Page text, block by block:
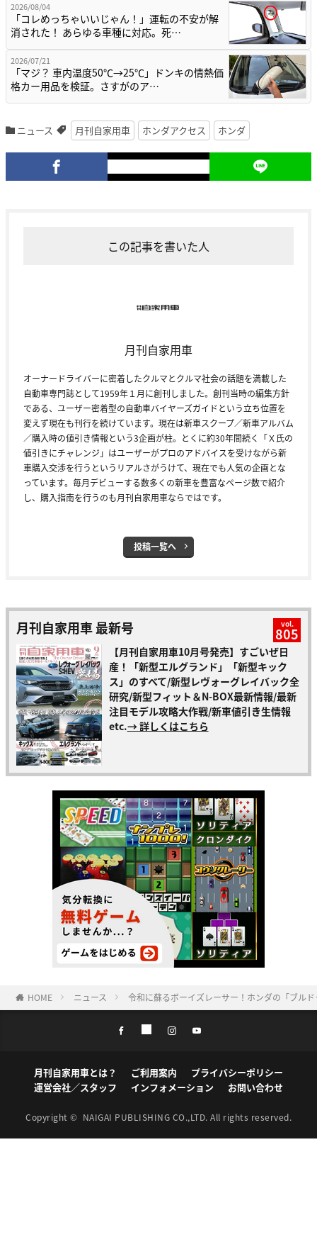
2026/08/04
「コレめっちゃいいじゃん！」運転の不安が解
消された！ あらゆる車種に対応。死…
2026/07/21
「マジ？ 車内温度50℃→25℃」ドンキの情熱価
格カー用品を検証。さすがのア…
ニュース 月刊自家用車 ホンダアクセス ホンダ
この記事を書いた人
月刊自家用車
オーナードライバーに密着したクルマとクルマ社会の話題を満載した
自動車専門誌として1959年１月に創刊しました。創刊当時の編集方針
である、ユーザー密着型の自動車バイヤーズガイドという立ち位置を
変えず現在も刊行を続けています。現在は新車スクープ／新車アルバム
／購入時の値引き情報という3企画が柱。とくに約30年間続く「Ｘ氏の
値引きにチャレンジ」はユーザーがプロのアドバイスを受けながら新
車購入交渉を行うというリアルさがうけて、現在でも人気の企画とな
っています。毎月デビューする数多くの新車を豊富なページ数で紹介
し、購入指南を行うのも月刊自家用車ならではです。
投稿一覧へ
月刊自家用車 最新号 vol.
805
【月刊自家用車10月号発売】すごいぜ日
産！「新型エルグランド」「新型キック
ス」のすべて/新型レヴォーグレイバック全
研究/新型フィット＆N-BOX最新情報/最新
注目モデル攻略大作戦/新車値引き生情報
etc.→ 詳しくはこちら
HOME ニュース 令和に蘇るボーイズレーサー！ホンダの「ブル
月刊自家用車とは？ ご利用案内
プライバシーポリシー
運営会社／スタッフ
インフォメーション お問い合わせ
Copyright © NAIGAI PUBLISHING CO.,LTD. All rights reserved.